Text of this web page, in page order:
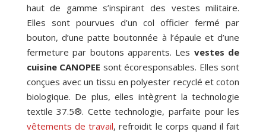
haut de gamme s’inspirant des vestes militaire.
Elles sont pourvues d’un col officier fermé par
bouton, d’une patte boutonnée à l’épaule et d’une
fermeture par boutons apparents. Les vestes de
cuisine CANOPEE sont écoresponsables. Elles sont
conçues avec un tissu en polyester recyclé et coton
biologique. De plus, elles intègrent la technologie
textile 37.5®. Cette technologie, parfaite pour les
vêtements de travail, refroidit le corps quand il fait